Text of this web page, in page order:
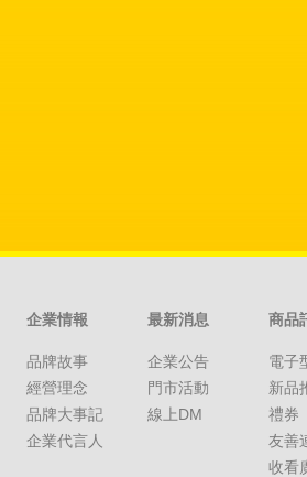
企業情報
品牌故事
經營理念
品牌大事記
企業代言人
最新消息
企業公告
門市活動
線上DM
商品
電子
新品
禮券
友善
收看